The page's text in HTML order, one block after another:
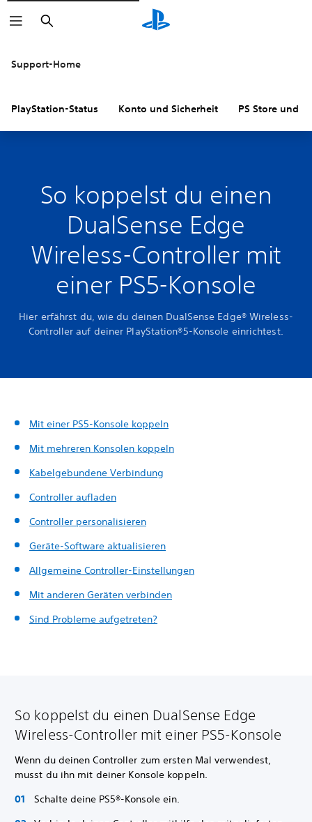
Suchen
Support-Home
PlayStation-Status Konto und Sicherheit PS Store und
So koppelst du einen
DualSense Edge
Wireless-Controller mit
einer PS5-Konsole
Hier erfährst du, wie du deinen DualSense Edge® Wireless-
Controller auf deiner PlayStation®5-Konsole einrichtest.
Mit einer PS5-Konsole koppeln
Mit mehreren Konsolen koppeln
Kabelgebundene Verbindung
Controller aufladen
Controller personalisieren
Geräte-Software aktualisieren
Allgemeine Controller-Einstellungen
Mit anderen Geräten verbinden
Sind Probleme aufgetreten?
So koppelst du einen DualSense Edge
Wireless-Controller mit einer PS5-Konsole
Wenn du deinen Controller zum ersten Mal verwendest,
musst du ihn mit deiner Konsole koppeln.
Schalte deine PS5®-Konsole ein.